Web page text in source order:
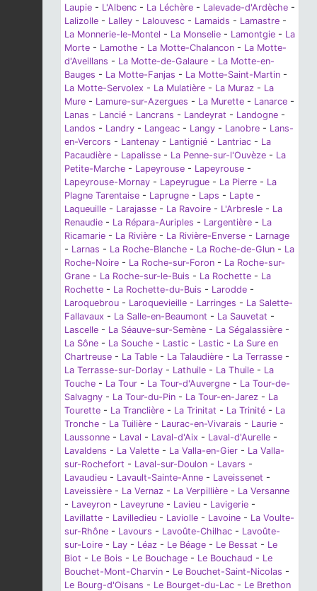
Laupie - L'Albenc - La Léchère - Lalevade-d'Ardèche -
Lalizolle - Lalley - Lalouvesc - Lamaids - Lamastre -
La Monnerie-le-Montel - La Monselie - Lamontgie - La
Morte - Lamothe - La Motte-Chalancon - La Motte-
d'Aveillans - La Motte-de-Galaure - La Motte-en-
Bauges - La Motte-Fanjas - La Motte-Saint-Martin -
La Motte-Servolex - La Mulatière - La Muraz - La
Mure - Lamure-sur-Azergues - La Murette - Lanarce -
Lanas - Lancié - Lancrans - Landeyrat - Landogne -
Landos - Landry - Langeac - Langy - Lanobre - Lans-
en-Vercors - Lantenay - Lantignié - Lantriac - La
Pacaudière - Lapalisse - La Penne-sur-l'Ouvèze - La
Petite-Marche - Lapeyrouse - Lapeyrouse -
Lapeyrouse-Mornay - Lapeyrugue - La Pierre - La
Plagne Tarentaise - Laprugne - Laps - Lapte -
Laqueuille - Larajasse - La Ravoire - L'Arbresle - La
Renaudie - La Répara-Auriples - Largentière - La
Ricamarie - La Rivière - La Rivière-Enverse - Larnage
- Larnas - La Roche-Blanche - La Roche-de-Glun - La
Roche-Noire - La Roche-sur-Foron - La Roche-sur-
Grane - La Roche-sur-le-Buis - La Rochette - La
Rochette - La Rochette-du-Buis - Larodde -
Laroquebrou - Laroquevieille - Larringes - La Salette-
Fallavaux - La Salle-en-Beaumont - La Sauvetat -
Lascelle - La Séauve-sur-Semène - La Ségalassière -
La Sône - La Souche - Lastic - Lastic - La Sure en
Chartreuse - La Table - La Talaudière - La Terrasse -
La Terrasse-sur-Dorlay - Lathuile - La Thuile - La
Touche - La Tour - La Tour-d'Auvergne - La Tour-de-
Salvagny - La Tour-du-Pin - La Tour-en-Jarez - La
Tourette - La Tranclière - La Trinitat - La Trinité - La
Tronche - La Tuilière - Laurac-en-Vivarais - Laurie -
Laussonne - Laval - Laval-d'Aix - Laval-d'Aurelle -
Lavaldens - La Valette - La Valla-en-Gier - La Valla-
sur-Rochefort - Laval-sur-Doulon - Lavars -
Lavaudieu - Lavault-Sainte-Anne - Laveissenet -
Laveissière - La Vernaz - La Verpillière - La Versanne
- Laveyron - Laveyrune - Lavieu - Lavigerie -
Lavillatte - Lavilledieu - Laviolle - Lavoine - La Voulte-
sur-Rhône - Lavours - Lavoûte-Chilhac - Lavoûte-
sur-Loire - Lay - Léaz - Le Béage - Le Bessat - Le
Biot - Le Bois - Le Bouchage - Le Bouchaud - Le
Bouchet-Mont-Charvin - Le Bouchet-Saint-Nicolas -
Le Bourg-d'Oisans - Le Bourget-du-Lac - Le Brethon